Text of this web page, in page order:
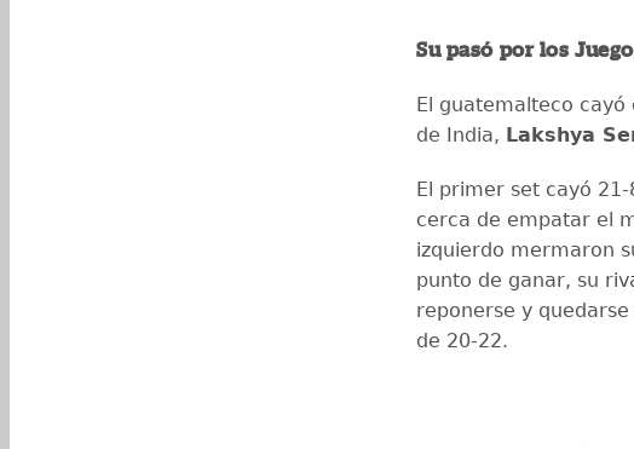
Su pasó por los
El guatemalteco
de India, Lakshya
El primer set cayó
cerca de empatar el
izquierdo mermaron
punto de ganar, su
reponerse y
de 20-22.